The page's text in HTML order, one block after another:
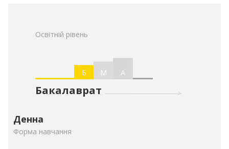
Освітній рівень
Б М А
Бакалаврат
Денна
Форма навчання